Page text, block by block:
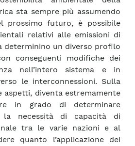
sta sempre più assumendo
prossimo futuro, è possibile
relativi alle emissioni di
determinino un diverso profilo
conseguenti modifiche dei
nell’intero sistema e in
le interconnessioni. Sulla
aspetti, diventa estremamente
in grado di determinare
la necessità di capacità di
tra le varie nazioni e al
quanto l’applicazione dei